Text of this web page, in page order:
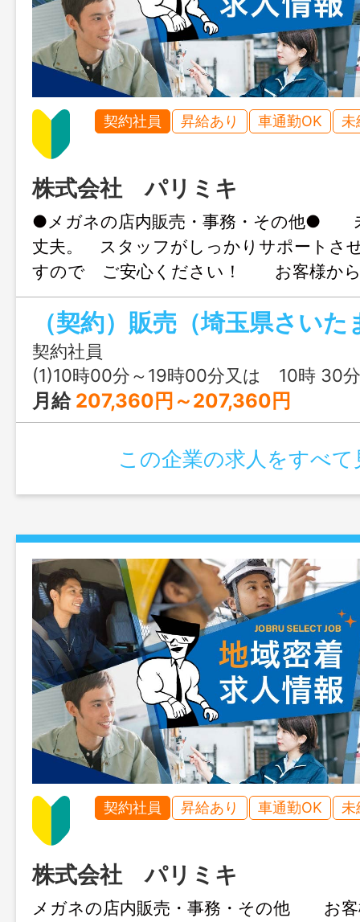
契約社員 昇給あり 車通勤OK 未
株式会社 パリミキ
●メガネの店内販売・事務・その他●
丈夫。 スタッフがしっかりサポートさ
すので ご安心ください！ お客様から
う”がとっても嬉しいお仕事です♪ あ
待ちしております。 変更範囲：変更なし
契約社員
(1)10時00分～19時00分又は 10時 30分 ～ 19時 30
月給 207,360円～207,360円
この企業の求人をすべて
契約社員 昇給あり 車通勤OK 未
株式会社 パリミキ
メガネの店内販売・事務・その他 お客